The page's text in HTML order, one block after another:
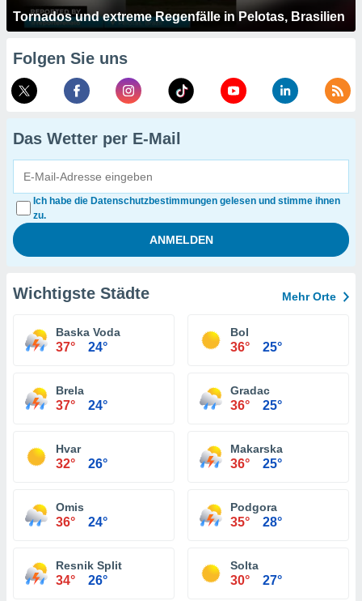
Tornados und extreme Regenfälle in Pelotas, Brasilien
Folgen Sie uns
Das Wetter per E-Mail
Ich habe die Datenschutzbestimmungen gelesen und stimme ihnen
zu.
Wichtigste Städte Mehr Orte
Baska Voda
37° 24°
Bol
36° 25°
Brela
37° 24°
Gradac
36° 25°
Hvar
32° 26°
Makarska
36° 25°
Omis
36° 24°
Podgora
35° 28°
Resnik Split
34° 26°
Solta
30° 27°